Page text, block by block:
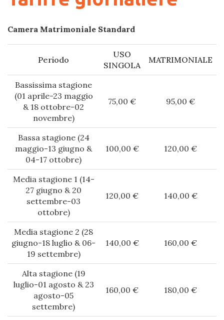
Camera Matrimoniale Standard
Periodo
USO
SINGOLA
MATRIMONIALE
Bassissima stagione
(01 aprile-23 maggio
& 18 ottobre-02
novembre)
75,00 € 95,00 €
Bassa stagione (24
maggio-13 giugno &
04-17 ottobre)
100,00 € 120,00 €
Media stagione 1 (14-
27 giugno & 20
settembre-03
ottobre)
120,00 € 140,00 €
Media stagione 2 (28
giugno-18 luglio & 06-
19 settembre)
140,00 € 160,00 €
Alta stagione (19
luglio-01 agosto & 23
agosto-05
settembre)
160,00 € 180,00 €